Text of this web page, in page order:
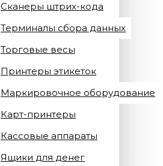
Сканеры штрих-кода
Терминалы сбора данных
Торговые весы
Принтеры этикеток
Маркировочное оборудование
Карт-принтеры
Кассовые аппараты
Ящики для денег